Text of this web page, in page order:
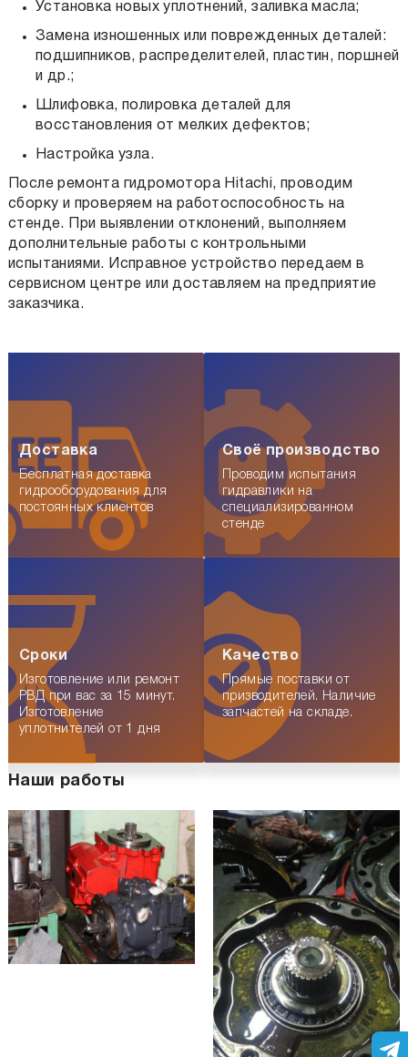
Установка новых уплотнений, заливка масла;
Замена изношенных или поврежденных деталей:
подшипников, распределителей, пластин, поршней
и др.;
Шлифовка, полировка деталей для
восстановления от мелких дефектов;
Настройка узла.
После ремонта гидромотора Hitachi, проводим
сборку и проверяем на работоспособность на
стенде. При выявлении отклонений, выполняем
дополнительные работы с контрольными
испытаниями. Исправное устройство передаем в
сервисном центре или доставляем на предприятие
заказчика.
Доставка
Бесплатная доставка
гидрооборудования для
постоянных клиентов
Своё производство
Проводим испытания
гидравлики на
специализированном
стенде
Сроки
Изготовление или ремонт
РВД при вас за 15 минут.
Изготовление
уплотнителей от 1 дня
Качество
Прямые поставки от
призводителей. Наличие
запчастей на складе.
Наши работы